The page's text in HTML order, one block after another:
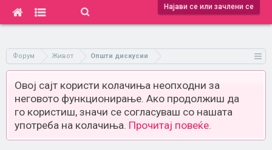
Најави се или зачлени се
Форум Живот Општи дискусии
Овој сајт користи колачиња неопходни за
неговото функционирање. Ако продолжиш да
го користиш, значи се согласуваш со нашата
употреба на колачиња. Прочитај повеќе.